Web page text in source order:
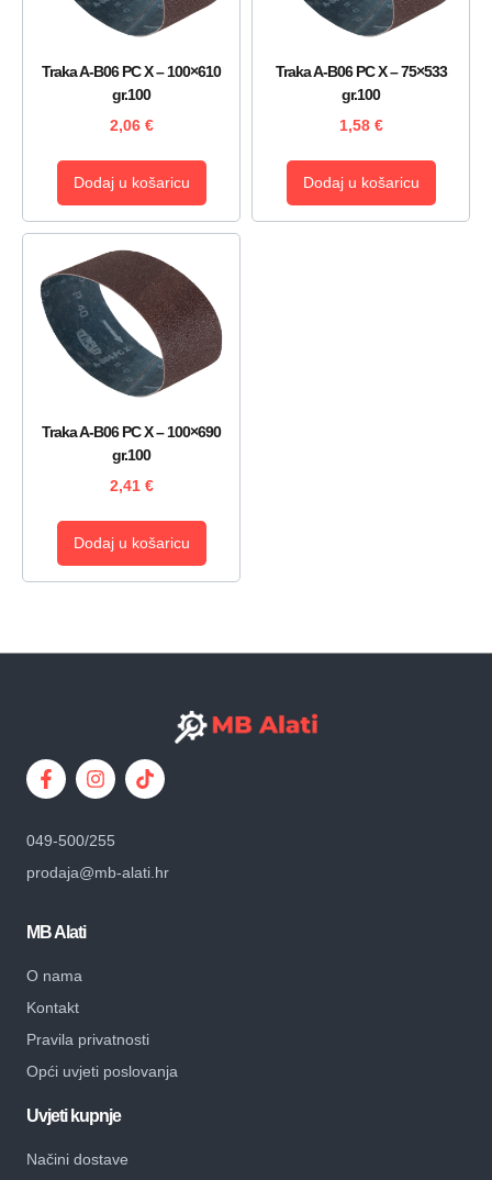
Traka A-B06 PC X – 100×610
gr.100
2,06 €
Dodaj u košaricu
Traka A-B06 PC X – 75×533
gr.100
1,58 €
Dodaj u košaricu
Traka A-B06 PC X – 100×690
gr.100
2,41 €
Dodaj u košaricu
049-500/255
prodaja@mb-alati.hr
MB Alati
O nama
Kontakt
Pravila privatnosti
Opći uvjeti poslovanja
Uvjeti kupnje
Načini dostave